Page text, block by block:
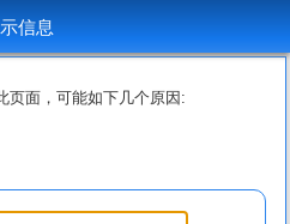
信息
页面，可能如下几个原因: